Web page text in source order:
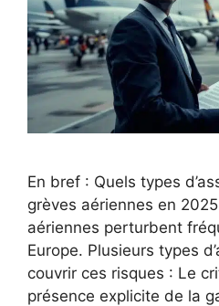
En bref : Quels types
grèves aériennes en
aériennes perturbent
Europe. Plusieurs types
couvrir ces risques : Le
présence explicite de la